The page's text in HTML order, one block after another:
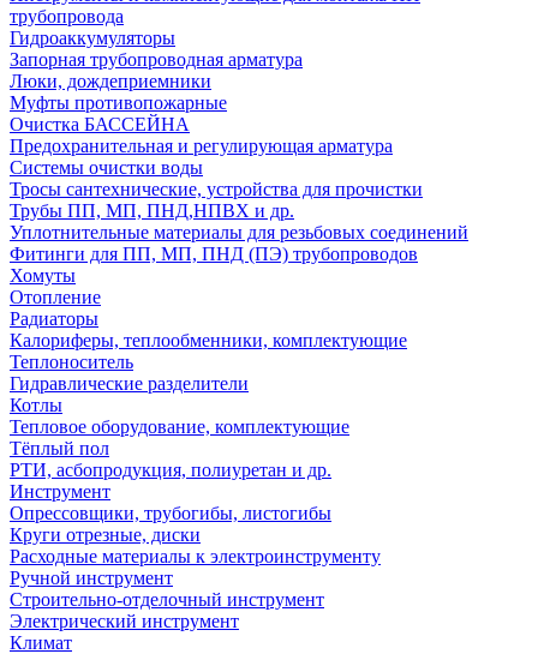
трубопровода
Гидроаккумуляторы
Запорная трубопроводная арматура
Люки, дождеприемники
Муфты противопожарные
Очистка БАССЕЙНА
Предохранительная и регулирующая арматура
Системы очистки воды
Тросы сантехнические, устройства для прочистки
Трубы ПП, МП, ПНД,НПВХ и др.
Уплотнительные материалы для резьбовых соединений
Фитинги для ПП, МП, ПНД (ПЭ) трубопроводов
Хомуты
Отопление
Радиаторы
Калориферы, теплообменники, комплектующие
Теплоноситель
Гидравлические разделители
Котлы
Тепловое оборудование, комплектующие
Тёплый пол
РТИ, асбопродукция, полиуретан и др.
Инструмент
Опрессовщики, трубогибы, листогибы
Круги отрезные, диски
Расходные материалы к электроинструменту
Ручной инструмент
Строительно-отделочный инструмент
Электрический инструмент
Климат